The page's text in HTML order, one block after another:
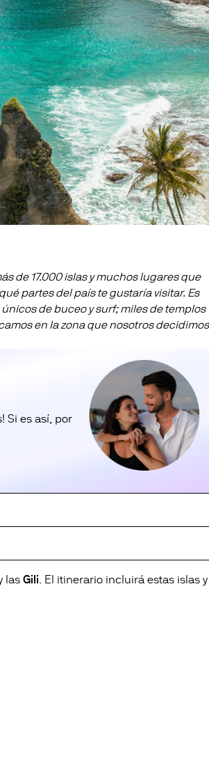
de 17.000 islas y muchos lugares que
partes del país te gustaría visitar. Es
de buceo y surf; miles de templos
en la zona que nosotros decidimos
Si es así, por
lasGili . El itinerario incluirá estas islas y